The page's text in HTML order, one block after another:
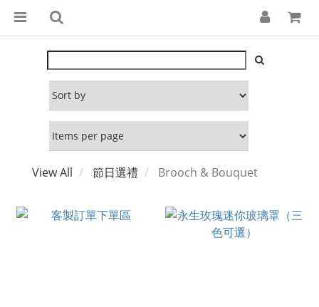
View All 節日選禮 Brooch & Bouquet